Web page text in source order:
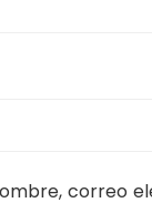
correo